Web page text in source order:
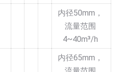
内径50mm，
流量范围
4~40m³/h
内径65mm，